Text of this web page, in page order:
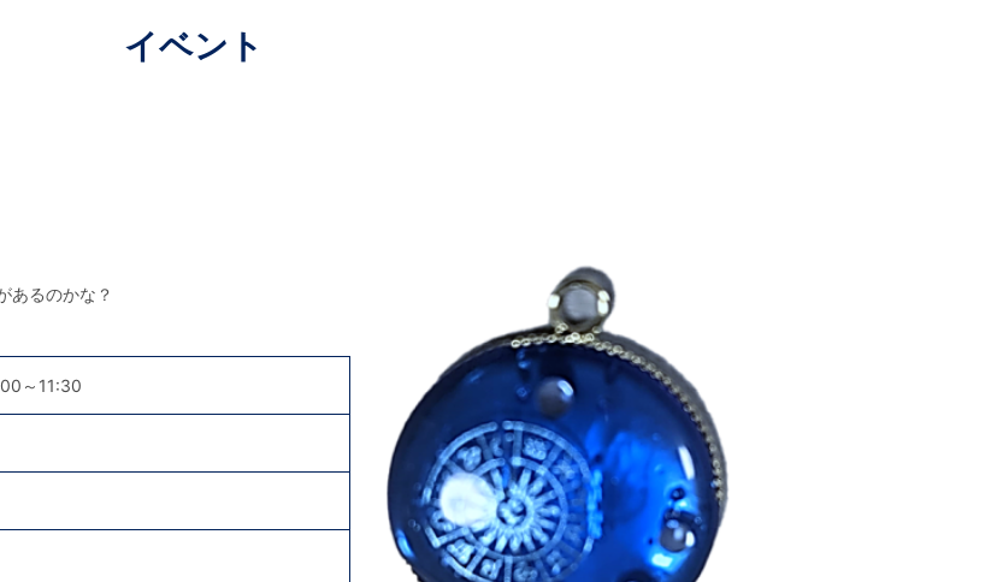
イベント
あるのかな？
～11:30